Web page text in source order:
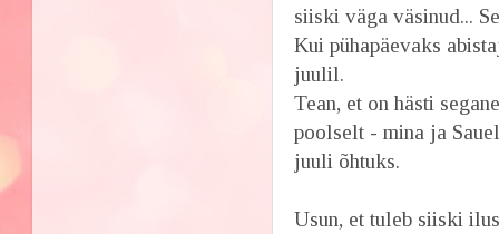
siiski väga väsinud...
Kui pühapäevaks
juulil.
Tean, et on hästi
poolselt - mina ja
juuli õhtuks.
Usun, et tuleb siiski